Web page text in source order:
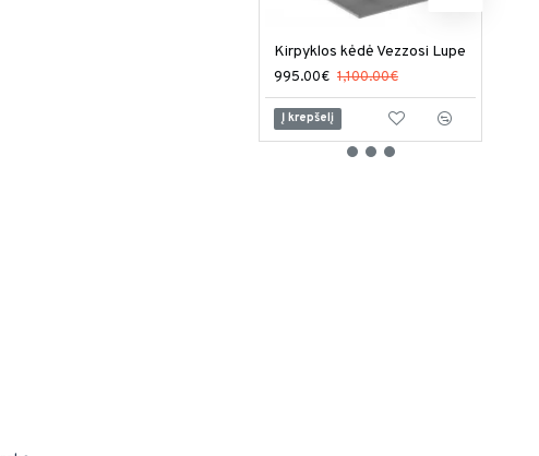
Kirpyklos kėdė Vezzosi Lupe
995.00€ 1,100.00€
Į krepšelį